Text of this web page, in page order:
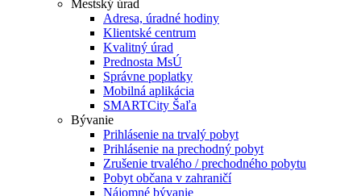
Mestský úrad
Adresa, úradné hodiny
Klientské centrum
Kvalitný úrad
Prednosta MsÚ
Správne poplatky
Mobilná aplikácia
SMARTCity Šaľa
Bývanie
Prihlásenie na trvalý pobyt
Prihlásenie na prechodný pobyt
Zrušenie trvalého / prechodného pobytu
Pobyt občana v zahraničí
Nájomné bývanie